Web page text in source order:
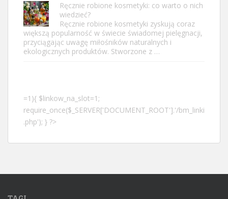
Ręcznie robione kosmetyki: co warto o nich
wiedzieć?
Ręcznie robione kosmetyki zyskują coraz
większą popularność w świecie świadomej pielęgnacji,
przyciągając uwagę miłośników naturalnych i
ekologicznych produktów. Stworzone z …
=1){ $linkow_na_slot=1;
require_once($_SERVER['DOCUMENT_ROOT'].'/bm_linki
.php'); } ?>